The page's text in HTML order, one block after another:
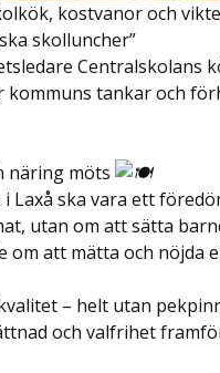
kostvanor och
skolluncher”
Centralskolans
tankar och
näring möts
ska vara ett
utan om att sätta
om att mätta och nöjda
– helt utan
och valfrihet